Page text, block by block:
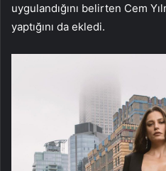
uygulandığını belirten Cem
yaptığını da ekledi.